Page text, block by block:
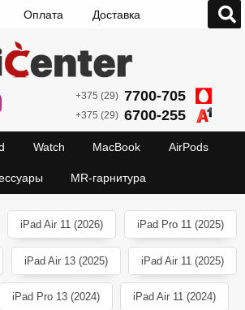
Оплата Доставка
+375 (29) 7700-705
+375 (29) 6700-255
Watch MacBook AirPods
MR-гарнитура
iPad Air 11 (2026) iPad Pro 11 (2025)
iPad Air 13 (2025) iPad Air 11 (2025)
iPad Pro 13 (2024) iPad Air 11 (2024)